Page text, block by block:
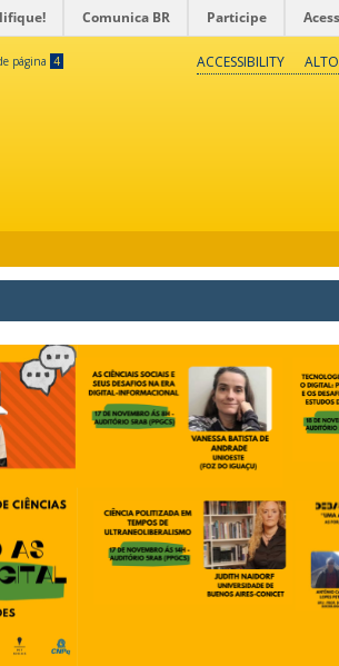
Comunica BR Participe
página 4 ACCESSIBILITY